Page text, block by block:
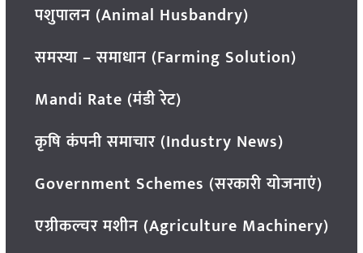
पशुपालन (Animal Husbandry)
समस्या – समाधान (Farming Solution)
Mandi Rate (मंडी रेट)
कृषि कंपनी समाचार (Industry News)
Government Schemes (सरकारी योजनाएं)
एग्रीकल्चर मशीन (Agriculture Machinery)